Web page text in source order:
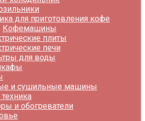
для приготовления кофе
Кофемашины
плиты
печи
для воды
и сушильные машины
и обогреватели